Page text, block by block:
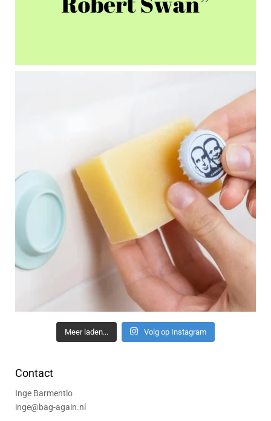
Meer laden... Volg op Instagram
Contact
Inge Barmentlo
inge@bag-again.nl